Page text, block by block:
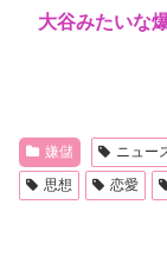
大谷みたいな
嫌儲 ニュー
思想
恋愛